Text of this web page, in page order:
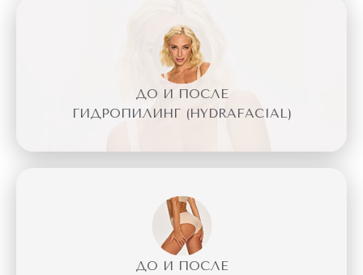
ДО И ПОСЛЕ
ГИДРОПИЛИНГ (HYDRAFACIAL)
ДО И ПОСЛЕ